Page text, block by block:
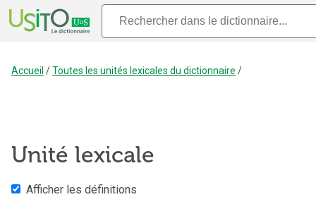
Accueil /Toutes les unités lexicales du dictionnaire /
Unité lexicale
Afficher les définitions